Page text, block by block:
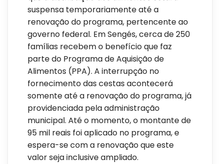
suspensa temporariamente até a
renovação do programa, pertencente ao
governo federal. Em Sengés, cerca de 250
famílias recebem o benefício que faz
parte do Programa de Aquisição de
Alimentos (PPA). A interrupção no
fornecimento das cestas acontecerá
somente até a renovação do programa, já
providenciada pela administração
municipal. Até o momento, o montante de
95 mil reais foi aplicado no programa, e
espera-se com a renovação que este
valor seja inclusive ampliado.